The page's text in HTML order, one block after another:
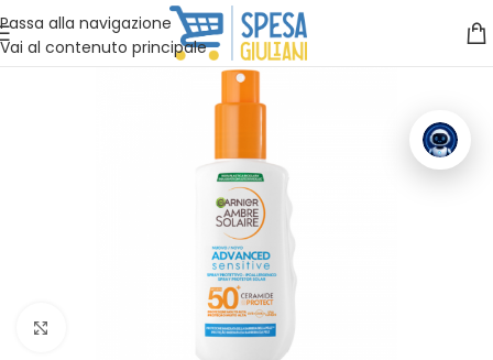
Passa alla navigazione
Vai al contenuto principale
Vuoi assistenza?Clicca qui e ti richiamiamo noi
Clicca per ingrandire